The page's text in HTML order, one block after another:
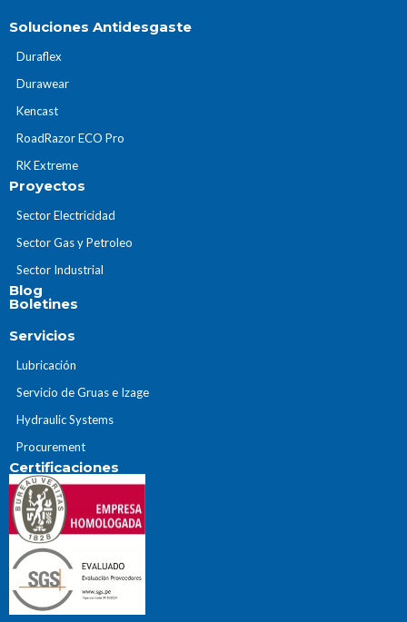
Soluciones Antidesgaste
Duraflex
Durawear
Kencast
RoadRazor ECO Pro
RK Extreme
Proyectos
Sector Electricidad
Sector Gas y Petroleo
Sector Industrial
Blog
Boletines
Servicios
Lubricación
Servicio de Gruas e Izage
Hydraulic Systems
Procurement
Certificaciones